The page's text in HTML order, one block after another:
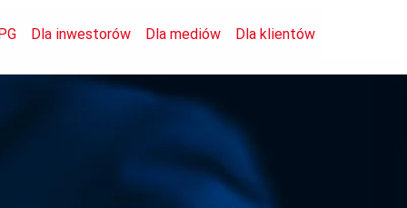
Dla inwestorów Dla mediów Dla klientów